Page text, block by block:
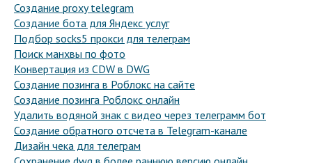
Создание proxy telegram
Создание бота для Яндекс услуг
Подбор socks5 прокси для телеграм
Поиск манхвы по фото
Конвертация из CDW в DWG
Создание позинга в Роблокс на сайте
Создание позинга Роблокс онлайн
Удалить водяной знак с видео через телеграмм бот
Создание обратного отсчета в Telegram-канале
Дизайн чека для телеграм